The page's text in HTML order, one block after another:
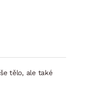
tělo, ale také